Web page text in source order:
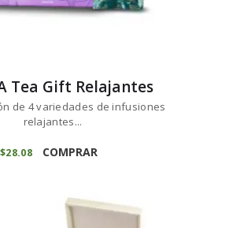
Tea Gift Relajantes
de 4 variedades de infusiones
relajantes...
$28 08 COMPRAR